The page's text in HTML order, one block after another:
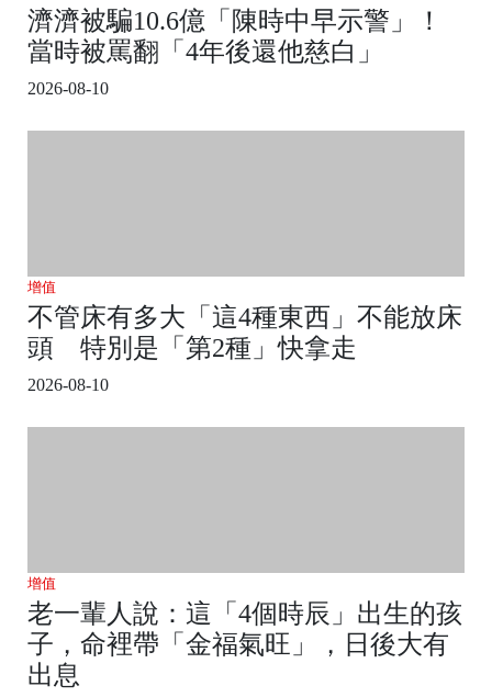
濟濟被騙10.6億「陳時中早示警」！
當時被罵翻「4年後還他慈白」
2026-08-10
增值
不管床有多大「這4種東西」不能放床
頭 特別是「第2種」快拿走
2026-08-10
增值
老一輩人說：這「4個時辰」出生的孩
子，命裡帶「金福氣旺」，日後大有
出息